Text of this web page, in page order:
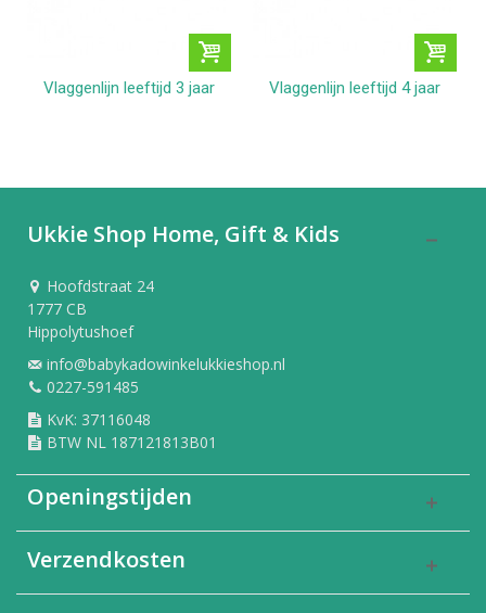
Vlaggenlijn leeftijd 3 jaar Vlaggenlijn leeftijd 4 jaar
Ukkie Shop Home, Gift & Kids
Hoofdstraat 24
1777 CB
Hippolytushoef
info@babykadowinkelukkieshop.nl
0227-591485
KvK: 37116048
BTW NL 187121813B01
Openingstijden
Verzendkosten